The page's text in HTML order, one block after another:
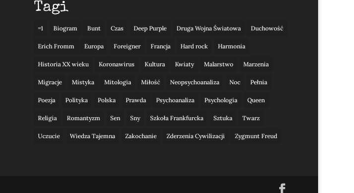
Tagi
=1 Biogram Bunt Czas Deep Purple Druga Wojna Światowa Duchowość
Erich Fromm Europa Foreigner Francja Hard rock Harmonia
Historia XX wieku Koronawirus Kultura Kwiaty Malarstwo Marzenia
Migracje Mistyka Mitologia Miłość Neopsychoanaliza Noc Pełnia
Poezja Polityka Polska Prawda Psychoanaliza Psychologia Queen
Religia Romantyzm Sen Sny Szkoła Frankfurcka Sztuka Twarz
Uczucie Wiedza Tajemna Zakochanie Zderzenia Cywilizacji Zygmunt Freud